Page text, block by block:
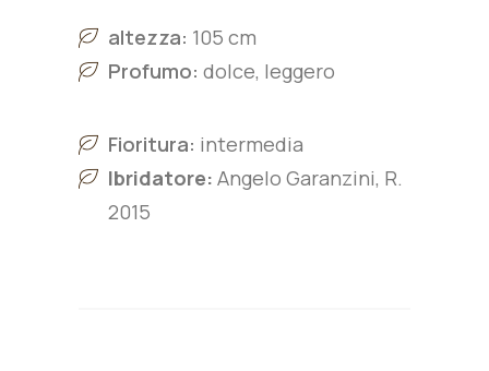
altezza: 105 cm
Profumo: dolce, leggero
Fioritura: intermedia
Ibridatore: Angelo Garanzini, R.
2015